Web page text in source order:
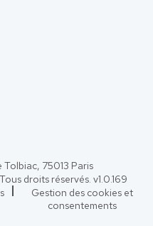
Tolbiac, 75013 Paris
droits réservés. v1.0.169
Gestion des cookies et
consentements